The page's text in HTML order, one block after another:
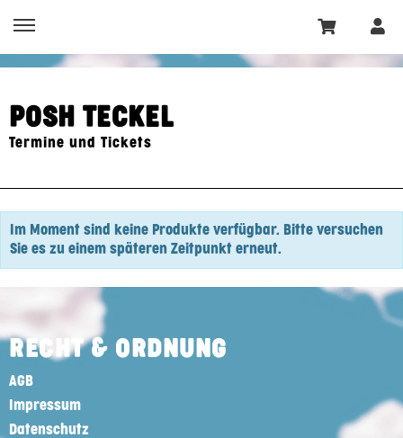
POSH TECKEL
Termine und Tickets
Im Moment sind keine Produkte verfügbar. Bitte versuchen
Sie es zu einem späteren Zeitpunkt erneut.
RECHT & ORDNUNG
AGB
Impressum
Datenschutz